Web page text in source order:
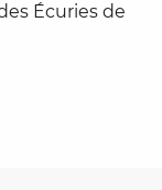
Écuries de